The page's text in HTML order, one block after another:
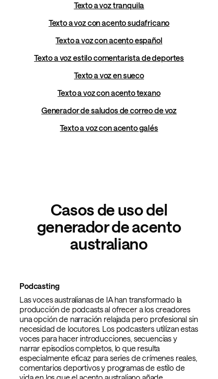
Texto a voz tranquila
Texto a voz con acento sudafricano
Texto a voz con acento español
Texto a voz estilo comentarista de deportes
Texto a voz en sueco
Texto a voz con acento texano
Generador de saludos de correo de voz
Texto a voz con acento galés
Casos de uso del
generador de acento
australiano
Podcasting
Las voces australianas de IA han transformado la
producción de podcasts al ofrecer a los creadores
una opción de narración relajada pero profesional sin
necesidad de locutores. Los podcasters utilizan estas
voces para hacer introducciones, secuencias y
narrar episodios completos, lo que resulta
especialmente eficaz para series de crímenes reales,
comentarios deportivos y programas de estilo de